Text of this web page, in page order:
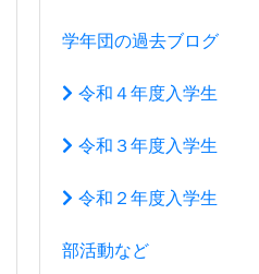
学年団の過去ブログ
令和４年度入学生
令和３年度入学生
令和２年度入学生
部活動など